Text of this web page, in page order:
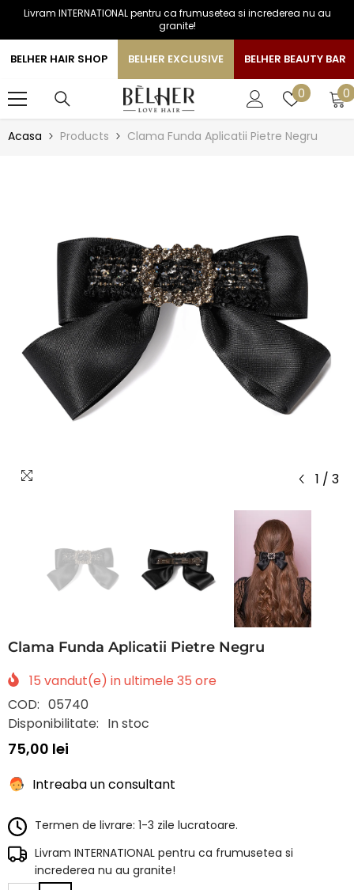
SARI LA CONTINUT
Livram INTERNATIONAL pentru ca frumusetea si increderea nu au
granite!
BELHER HAIR SHOP BELHER EXCLUSIVE BELHER BEAUTY BAR
0 Liste
00
Acasa Products Clama Funda Aplicatii Pietre Negru
1 / 3
Clama Funda Aplicatii Pietre Negru
15 vandut(e) in ultimele 35 ore
COD: 05740
Disponibilitate: In stoc
75,00 lei
Intreaba un consultant
Termen de livrare: 1-3 zile lucratoare.
Livram INTERNATIONAL pentru ca frumusetea si
increderea nu au granite!